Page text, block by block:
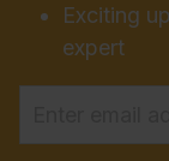
Exciting
expert